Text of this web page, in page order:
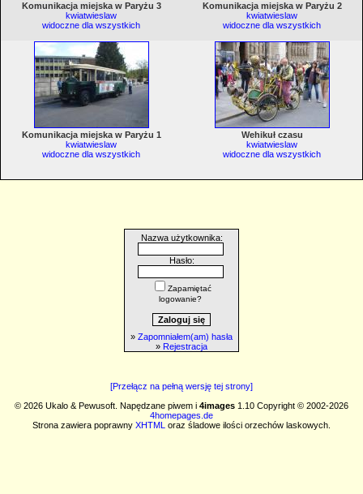
Komunikacja miejska w Paryżu 3
kwiatwieslaw
widoczne dla wszystkich
Komunikacja miejska w Paryżu 2
kwiatwieslaw
widoczne dla wszystkich
Komunikacja miejska w Paryżu 1
kwiatwieslaw
widoczne dla wszystkich
Wehikuł czasu
kwiatwieslaw
widoczne dla wszystkich
Nazwa użytkownika:
Hasło:
Zapamiętać
logowanie?
» Zapomniałem(am) hasła
» Rejestracja
[Przełącz na pełną wersję tej strony]
© 2026 Ukalo & Pewusoft. Napędzane piwem i 4images 1.10 Copyright © 2002-2026
4homepages.de
Strona zawiera poprawny XHTML oraz śladowe ilości orzechów laskowych.